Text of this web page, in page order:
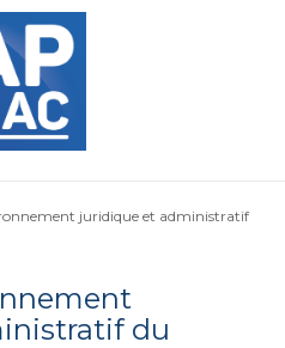
juridique et administratif
du